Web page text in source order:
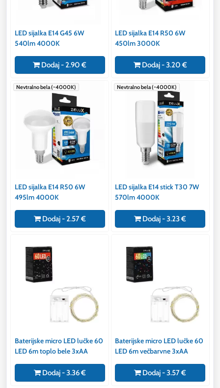
LED sijalka E14 G45 6W
540lm 4000K
Dodaj - 2.90 €
LED sijalka E14 R50 6W
450lm 3000K
Dodaj - 3.20 €
Nevtralno bela (~4000K)
LED sijalka E14 R50 6W
495lm 4000K
Dodaj - 2.57 €
Nevtralno bela (~4000K)
LED sijalka E14 stick T30 7W
570lm 4000K
Dodaj - 3.23 €
Baterijske micro LED lučke 60
LED 6m toplo bele 3xAA
Dodaj - 3.36 €
Baterijske micro LED lučke 60
LED 6m večbarvne 3xAA
Dodaj - 3.57 €